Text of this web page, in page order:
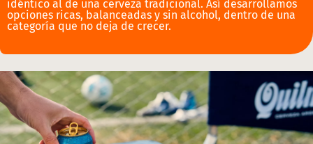
idéntico al de una cerveza tradicional. Así desarrollamos
opciones ricas, balanceadas y sin alcohol, dentro de una
categoría que no deja de crecer.​